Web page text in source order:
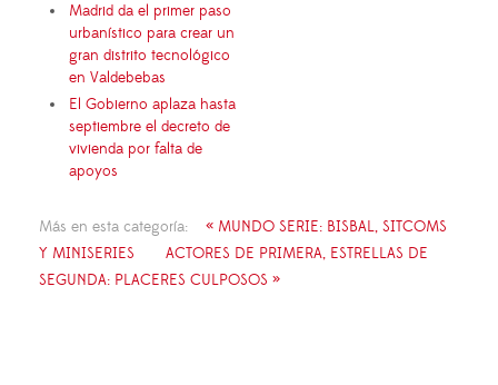
Madrid da el primer paso
urbanístico para crear un
gran distrito tecnológico
en Valdebebas
El Gobierno aplaza hasta
septiembre el decreto de
vivienda por falta de
apoyos
Más en esta categoría:
« MUNDO SERIE: BISBAL, SITCOMS
Y MINISERIES
ACTORES DE PRIMERA, ESTRELLAS DE
SEGUNDA: PLACERES CULPOSOS »